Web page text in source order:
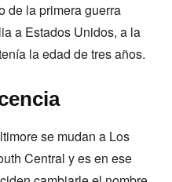
de la primera guerra
a Estados Unidos, a la
la edad de tres años.
se mudan a Los
Central y es en ese